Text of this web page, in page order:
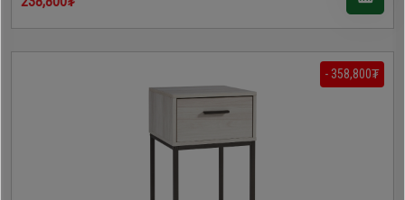
- 358,800₮